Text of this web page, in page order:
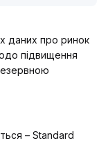
даних про ринок
підвищення
– Standard